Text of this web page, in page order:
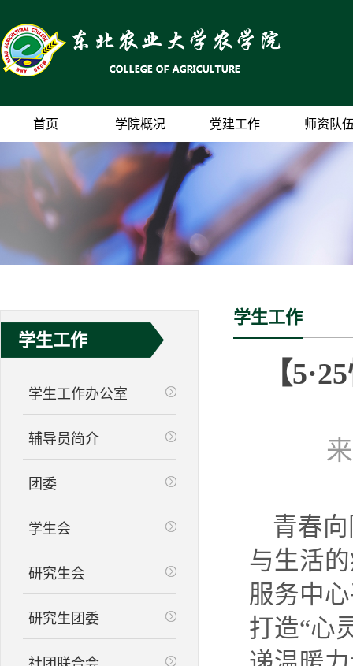
首页 学院概况 党建工作 师资队
学生工作
学生工作办公室
辅导员简介
团委
学生会
研究生会
研究生团委
学生工作
【
青春
与生活
服务中
打造“心